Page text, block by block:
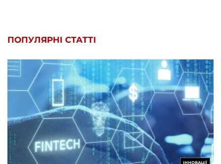
ПОПУЛЯРНІ СТАТТІ
ІННОВАЦІЇ